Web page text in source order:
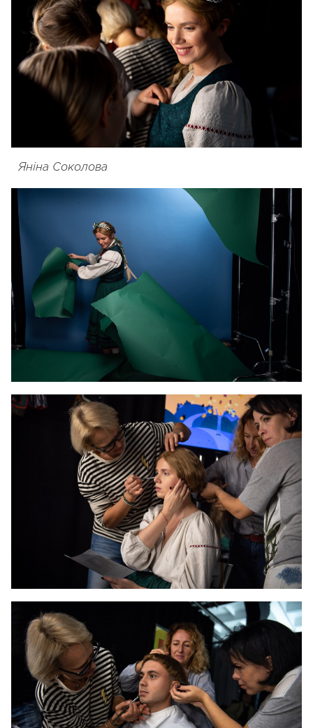
Яніна Соколова